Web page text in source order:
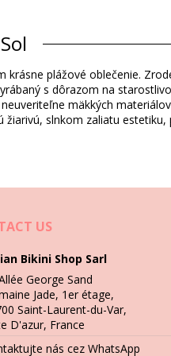
nevyhnutnosť, ak si chcete
plážové oblečenie.
s dôrazom na
mäkkých
slnkom zaliatu
US
Bikini Shop Sarl
George Sand
Jade, 1er étage,
Saint-Laurent-du-Var,
D'azur, France
nás cez WhatsApp